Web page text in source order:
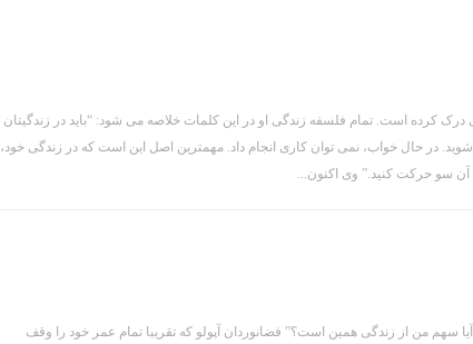
درک کرده است. تمام فلسفه زندگی او در این کلمات خلاصه می شود: “باید در زندگیتان
در حال خواب، نمی توان کاری انجام داد. مهمترین اصل این است که در زندگی خود،
سو حرکت کنید.” وی اکنون...
سهم من از زندگی همین است؟” فضانوردان آپولو که تقریبا تمام عمر خود را وقف